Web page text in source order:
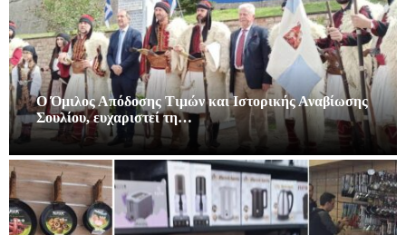
Ο Όμιλος Απόδοσης Τιμών και Ιστορικής Αναβίωσης
Σουλίου, ευχαριστεί τη…